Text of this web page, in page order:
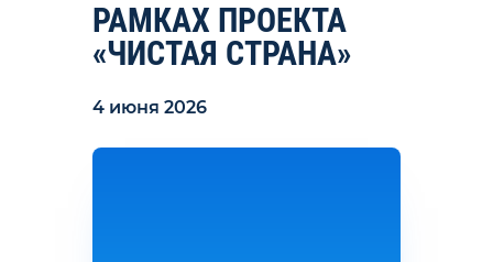
РАМКАХ ПРОЕКТА
«ЧИСТАЯ СТРАНА»
4 июня 2026